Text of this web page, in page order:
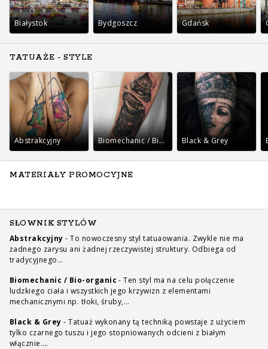
Białystok Bydgoszcz Gdańsk
TATUAŻE - STYLE
Abstrakcyjny Biomechanic / Bio-organic Black & Grey
MATERIAŁY PROMOCYJNE
SŁOWNIK STYLÓW
Abstrakcyjny - To nowoczesny styl tatuaowania. Zwykle nie ma
żadnego zarysu ani żadnej rzeczywistej struktury. Odbiega od
tradycyjnego…
Biomechanic / Bio-organic - Ten styl ma na celu połączenie
ludzkiego ciała i wszystkich jego krzywizn z elementami
mechanicznymi np. tłoki, śruby,…
Black & Grey - Tatuaż wykonany tą techniką powstaje z użyciem
tylko czarnego tuszu i jego stopniowanych odcieni z białym
włącznie.…